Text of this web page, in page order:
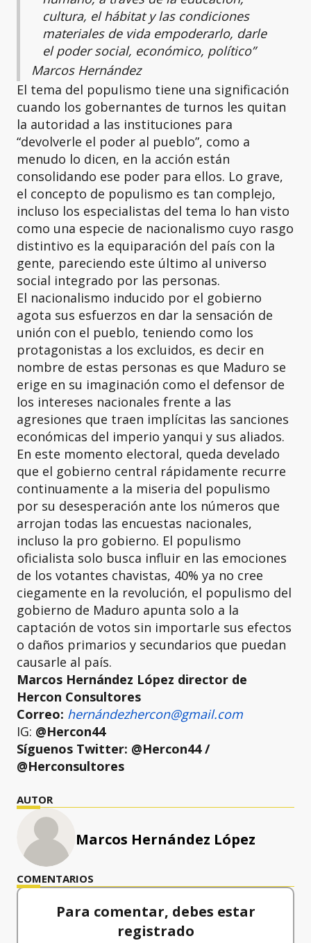
cultura, el hábitat y las condiciones
materiales de vida empoderarlo, darle
el poder social, económico, político”
Marcos Hernández
El tema del populismo tiene una significación
cuando los gobernantes de turnos les quitan
la autoridad a las instituciones para
“devolverle el poder al pueblo”, como a
menudo lo dicen, en la acción están
consolidando ese poder para ellos. Lo grave,
el concepto de populismo es tan complejo,
incluso los especialistas del tema lo han visto
como una especie de nacionalismo cuyo rasgo
distintivo es la equiparación del país con la
gente, pareciendo este último al universo
social integrado por las personas.
El nacionalismo inducido por el gobierno
agota sus esfuerzos en dar la sensación de
unión con el pueblo, teniendo como los
protagonistas a los excluidos, es decir en
nombre de estas personas es que Maduro se
erige en su imaginación como el defensor de
los intereses nacionales frente a las
agresiones que traen implícitas las sanciones
económicas del imperio yanqui y sus aliados.
En este momento electoral, queda develado
que el gobierno central rápidamente recurre
continuamente a la miseria del populismo
por su desesperación ante los números que
arrojan todas las encuestas nacionales,
incluso la pro gobierno. El populismo
oficialista solo busca influir en las emociones
de los votantes chavistas, 40% ya no cree
ciegamente en la revolución, el populismo del
gobierno de Maduro apunta solo a la
captación de votos sin importarle sus efectos
o daños primarios y secundarios que puedan
causarle al país.
Marcos Hernández López director de
Hercon Consultores
Correo: hernándezhercon@gmail.com
IG: @Hercon44
Síguenos Twitter: @Hercon44 /
@Herconsultores
AUTOR
Marcos Hernández López
COMENTARIOS
Para comentar, debes estar
registrado